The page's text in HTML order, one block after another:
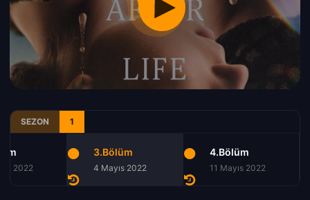
SEZON 1
2022
3.Bölüm
4 Mayıs 2022
4.Bölüm
11 Mayıs 2022